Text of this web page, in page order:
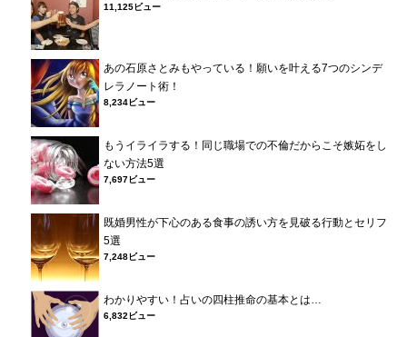
11,125ビュー
あの石原さとみもやっている！願いを叶える7つのシンデ
レラノート術！
8,234ビュー
もうイライラする！同じ職場での不倫だからこそ嫉妬をし
ない方法5選
7,697ビュー
既婚男性が下心のある食事の誘い方を見破る行動とセリフ
5選
7,248ビュー
わかりやすい！占いの四柱推命の基本とは…
6,832ビュー